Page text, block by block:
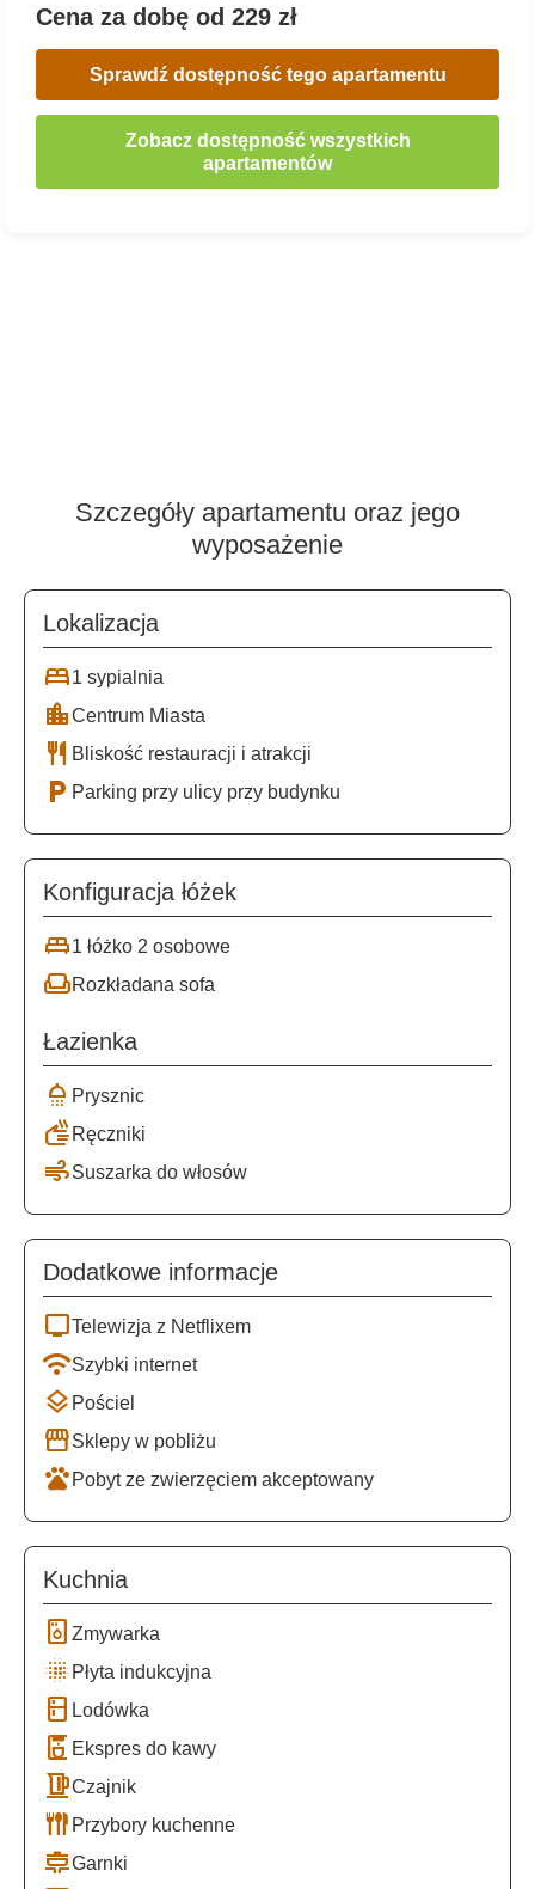
Szczegóły apartamentu oraz jego
wyposażenie
Lokalizacja
bed1 sypialnia
location_cityCentrum Miasta
restaurant Bliskość restauracji i atrakcji
local_parking Parking przy ulicy przy budynku
Konfiguracja łóżek
king_bed1 łóżko 2 osobowe
weekendRozkładana sofa
Łazienka
shower Prysznic
dry Ręczniki
airSuszarka do włosów
Dodatkowe informacje
tvTelewizja z Netflixem
wifiSzybki internet
layers Pościel
storefrontSklepy w pobliżu
pets Pobyt ze zwierzęciem akceptowany
Kuchnia
dishwasher_gen Zmywarka
blur_on Płyta indukcyjna
kitchen Lodówka
coffee_maker Ekspres do kawy
kettleCzajnik
flatware Przybory kuchenne
cookingGarnki
Cena za dobę od 229 zł
Sprawdź dostępność tego apartamentu
Zobacz dostępność wszystkich
apartamentów